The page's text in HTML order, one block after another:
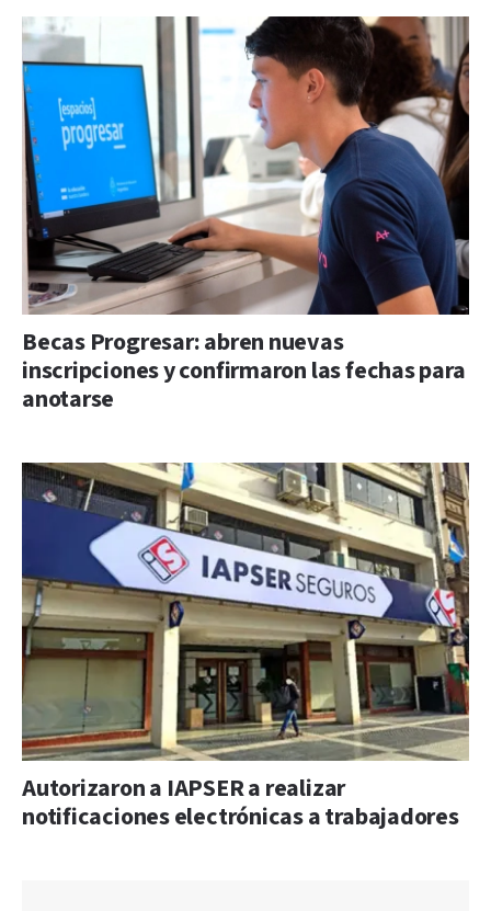
Becas Progresar: abren nuevas
inscripciones y confirmaron las fechas para
anotarse
Autorizaron a IAPSER a realizar
notificaciones electrónicas a trabajadores